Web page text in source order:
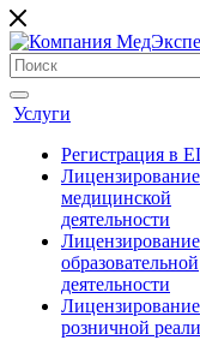
Услуги
Регистрация в
Лицензирование
медицинской
деятельности
Лицензирование
образовательной
деятельности
Лицензирование
розничной